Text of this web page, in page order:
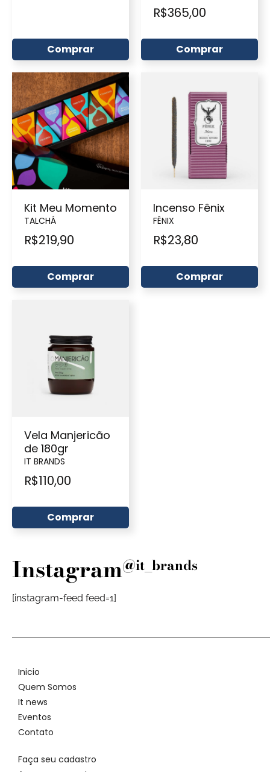
Comprar
R$365,00
Comprar
Kit Meu Momento
TALCHÁ
R$219,90
Comprar
Incenso Fênix
FÊNIX
R$23,80
Comprar
Vela Manjericão
de 180gr
IT BRANDS
R$110,00
Comprar
Instagram@it_brands
[instagram-feed feed=1]
Inicio
Quem Somos
It news
Eventos
Contato
Faça seu cadastro